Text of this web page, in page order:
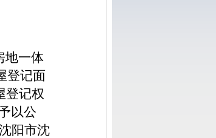
地一体
登记面
登记权
以公
阳市沈